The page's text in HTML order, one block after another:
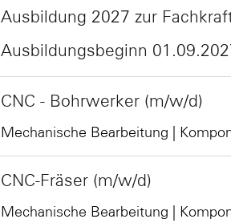
Ausbildung 2027 zur
Ausbildungsbeginn
CNC - Bohrwerker (m/w/d)
Mechanische Bearbeitung |
CNC-Fräser (m/w/d)
Mechanische Bearbeitung |